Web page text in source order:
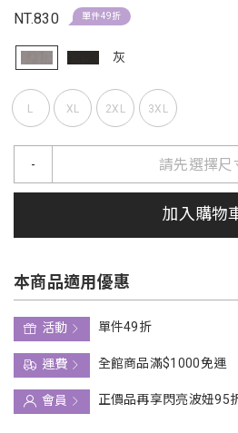
NT.830 單件49折
灰
L XL 2XL 3XL
請先選擇尺
-
加入購物
本商品適用優惠
活動
單件49折
運費
全館商品滿$1000免運
會員
正價品再享閃亮波妞95